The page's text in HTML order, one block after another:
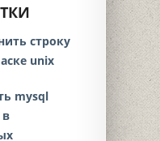
строку
unix
mysql
в